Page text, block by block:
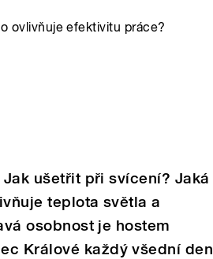
ovlivňuje efektivitu práce?
ušetřit při svícení? Jaká
teplota světla a
osobnost je hostem
Králové každý všední den